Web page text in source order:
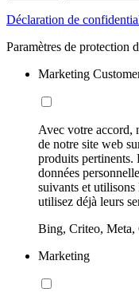
Déclaration de
Paramètres de protection
Marketing
Avec votre accord,
de notre site web
produits pertinents.
données
suivants et
utilisez déjà leurs
Bing, Criteo,
Marketing